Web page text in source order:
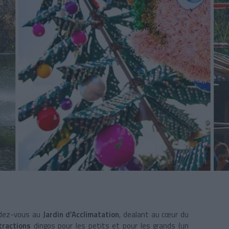
vous au Jardin d’Acclimatation, dealant au cœur du
dingos pour les petits et pour les grands (un